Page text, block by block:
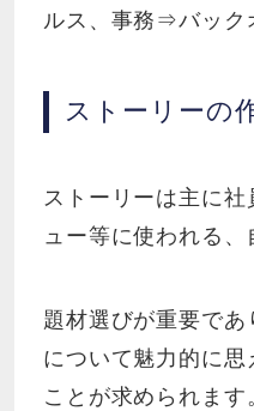
ルス、事務⇒バック
ストーリーの
ストーリーは主に
ュー等に使われる、
題材選びが重要で
について魅力的に思
ことが求められます